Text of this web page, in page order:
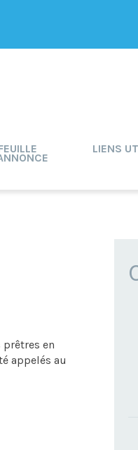
LIENS
prêtres en
appelés au